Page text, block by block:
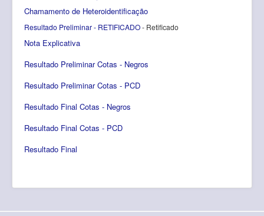
Chamamento de Heteroidentificação
Resultado Preliminar - RETIFICADO- Retificado
Nota Explicativa
Resultado Preliminar Cotas - Negros
Resultado Preliminar Cotas - PCD
Resultado Final Cotas - Negros
Resultado Final Cotas - PCD
Resultado Final